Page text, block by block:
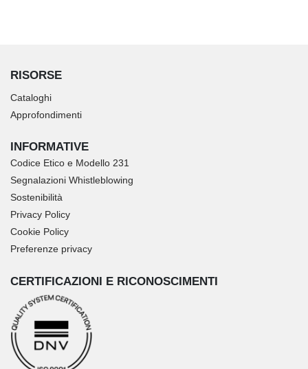
RISORSE
Cataloghi
Approfondimenti
INFORMATIVE
Codice Etico e Modello 231
Segnalazioni Whistleblowing
Sostenibilità
Privacy Policy
Cookie Policy
Preferenze privacy
CERTIFICAZIONI E RICONOSCIMENTI